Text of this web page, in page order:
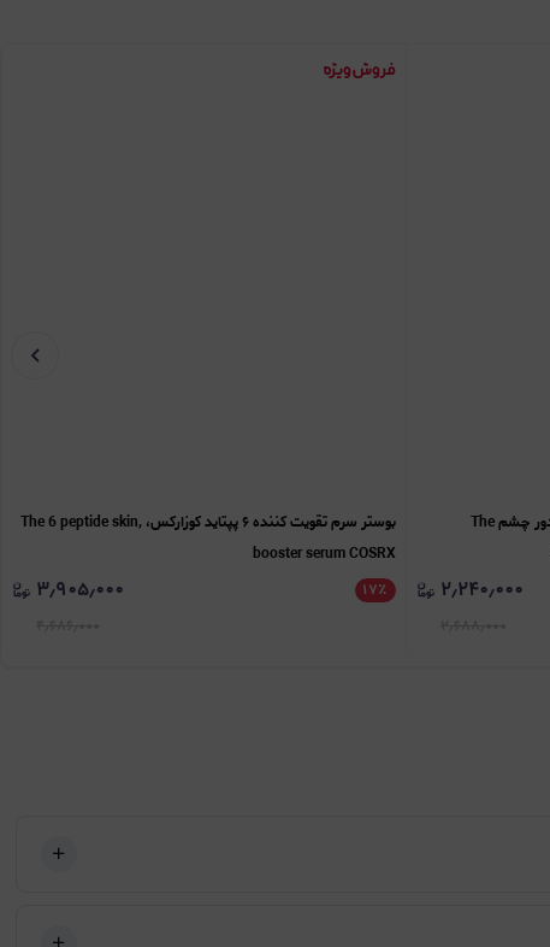
سرم کافئین 5% اوردینری، ضد تیرگی و پف دور چشم ‏The
۲٫۲۴۰٫۰۰۰
بوستر سرم تقویت کننده ۶ پپتاید کوزارکس، ,The 6 peptide skin
booster serum COSRX
۱۷٪ ۳٫۹۰۵٫۰۰۰